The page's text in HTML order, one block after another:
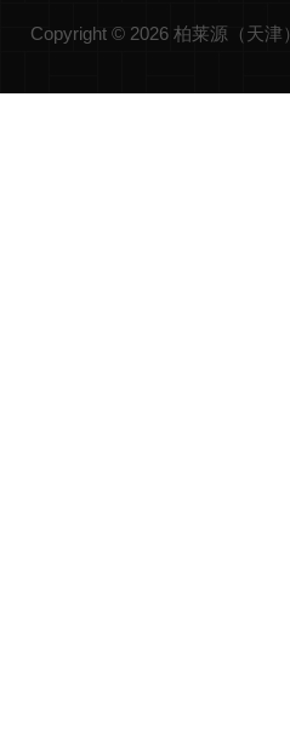
Copyright © 2026 柏莱源（天